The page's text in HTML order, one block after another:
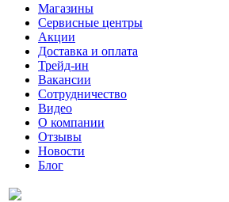
Магазины
Сервисные центры
Акции
Доставка и оплата
Трейд-ин
Вакансии
Сотрудничество
Видео
О компании
Отзывы
Новости
Блог